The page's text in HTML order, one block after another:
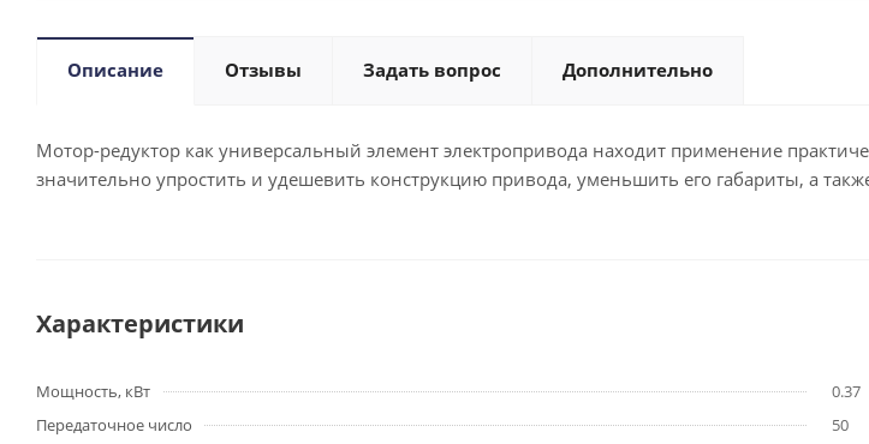
Описание Отзывы Задать вопрос Дополнительно
Мотор-редуктор как универсальный элемент электропривода находит применение
значительно упростить и удешевить конструкцию привода, уменьшить его габариты, а
Характеристики
Мощность, кВт
0.37
Передаточное число
50